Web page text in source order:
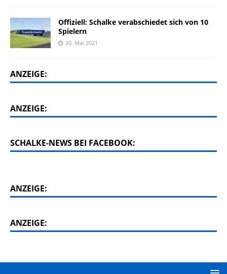
Offiziell: Schalke verabschiedet sich von 10
Spielern
20. Mai 2021
ANZEIGE:
ANZEIGE:
SCHALKE-NEWS BEI FACEBOOK:
ANZEIGE:
ANZEIGE: